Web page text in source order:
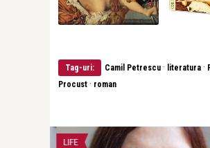
Tag-uri: Camil Petrescu · literatura ·
Procust · roman
LIFE